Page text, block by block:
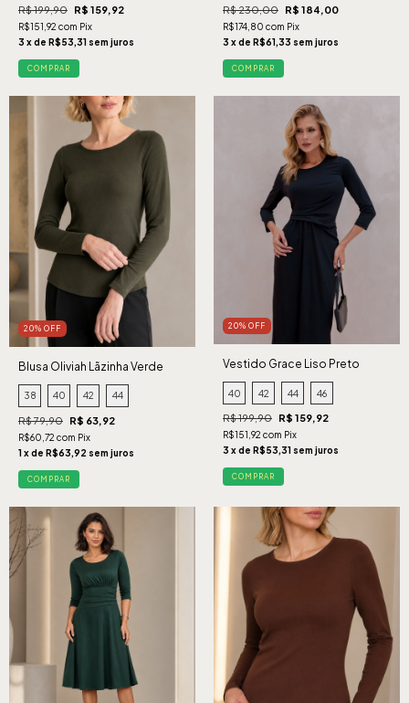
R$ 199,90 R$ 159,92
R$151,92 com Pix
3 x de R$53,31 sem juros
COMPRAR
R$ 230,00 R$ 184,00
R$174,80 com Pix
3 x de R$61,33 sem juros
COMPRAR
20% OFF
Blusa Oliviah Lãzinha Verde
38 40 42 44
R$ 79,90 R$ 63,92
R$60,72 com Pix
1 x de R$63,92 sem juros
COMPRAR
20% OFF
Vestido Grace Liso Preto
40 42 44 46
R$ 199,90 R$ 159,92
R$151,92 com Pix
3 x de R$53,31 sem juros
COMPRAR